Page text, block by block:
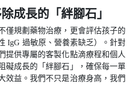
成長的「絆腳石」
僅規劃藥物治療，更會評估孩子的
IgG 過敏原、營養素缺乏）。針對
提供專屬的客製化點滴療程和個人
礙成長的「絆腳石」，確保每一單
效益。我們不只是治療身高，我們